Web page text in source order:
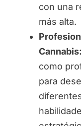
con una
más alta.
Cannabis:
como
para